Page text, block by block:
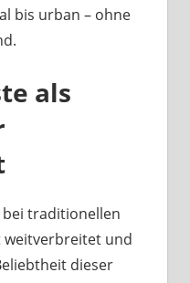
bis urban – ohne
als
bei traditionellen
weitverbreitet und
dieser